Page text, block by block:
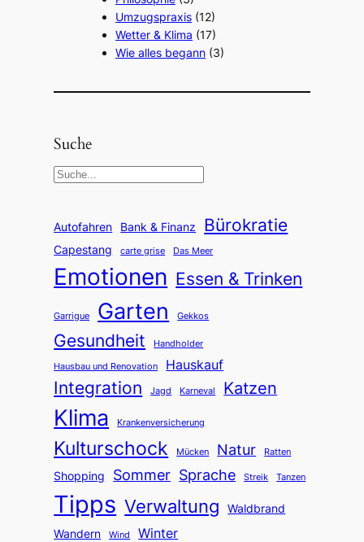
Umzugspraxis (12)
Wetter & Klima (17)
Wie alles begann (3)
Suche
S
c
h
Autofahren Bank & Finanz Bürokratie
Capestang carte grise Das Meer
Emotionen Essen & Trinken
Garrigue Garten Gekkos
Gesundheit Handholder
Hausbau und Renovation Hauskauf
Integration Jagd Karneval Katzen
Klima Krankenversicherung
Kulturschock Mücken Natur Ratten
Shopping Sommer Sprache Streik Tanzen
Tipps Verwaltung
Waldbrand
Wandern
Wind Winter